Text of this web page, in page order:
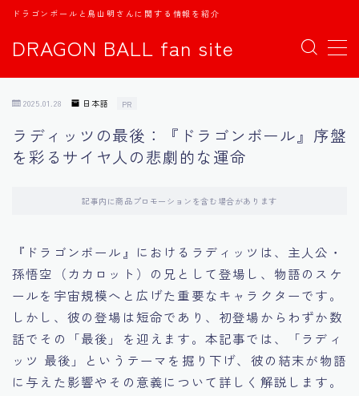
DRAGON BALL fan site
ドラゴンボールと鳥山明さんに関する情報を紹介
MENU
日本語
中文
Español
اللغة العربية
Français
2025.01.28 日本語 PR
ラディッツの最後：『ドラゴンボール』序盤
を彩るサイヤ人の悲劇的な運命
記事内に商品プロモーションを含む場合があります
『ドラゴンボール』におけるラディッツは、主人公・
孫悟空（カカロット）の兄として登場し、物語のスケ
ールを宇宙規模へと広げた重要なキャラクターです。
しかし、彼の登場は短命であり、初登場からわずか数
話でその「最後」を迎えます。本記事では、「ラディ
ッツ 最後」というテーマを掘り下げ、彼の結末が物語
に与えた影響やその意義について詳しく解説します。